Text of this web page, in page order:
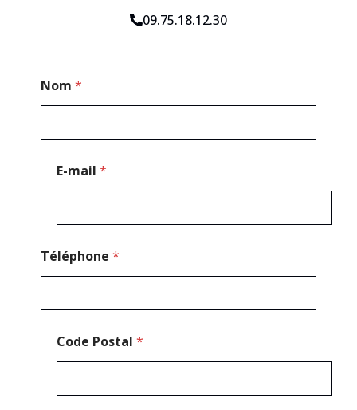
09.75.18.12.30
Nom *
E-mail *
Téléphone *
Code Postal *